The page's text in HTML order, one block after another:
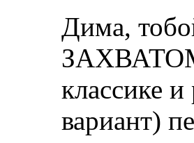
Дима,
классике
вариант)